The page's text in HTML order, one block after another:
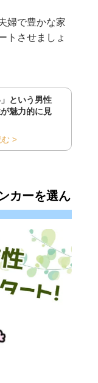
婦で豊かな家
トさせましょ
という男性
魅力的に見
む >
カーを選ん